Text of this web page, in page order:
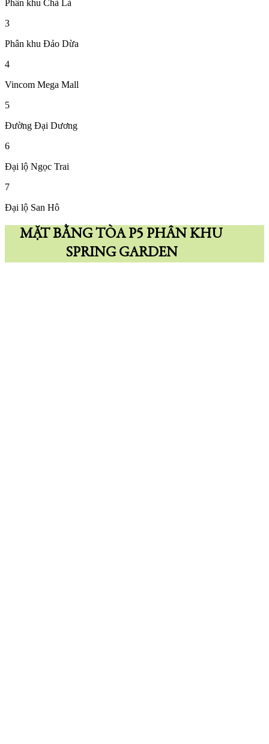
Phân khu Chà Là
3
Phân khu Đảo Dừa
4
Vincom Mega Mall
5
Đường Đại Dương
6
Đại lộ Ngọc Trai
7
Đại lộ San Hô
MẶT BẰNG TÒA P5 PHÂN KHU
SPRING GARDEN